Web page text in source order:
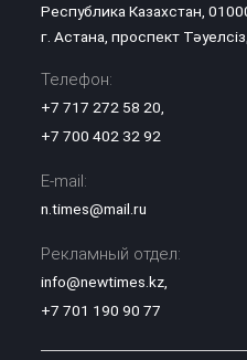
Республика Казахстан,
г. Астана, проспект
Телефон:
+7 717 272 58 20
+7 700 402 32 92
E-mail:
n.times@mail.ru
Рекламный отдел:
info@newtimes.kz,
+7 701 190 90 77